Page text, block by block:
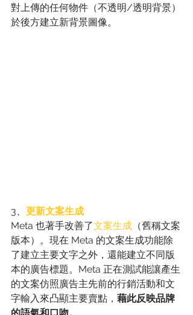
對上傳的任何物件（不透明/透明背景）
於後方建立新背景圖像。
3、 更新文案生成
Meta 也著手改善了文案生成 （舊稱文案
版本）。現在 Meta 的文案生成功能除
了建立主要文字之外，還能建立不同版
本的廣告標題。Meta 正在測試能讓產生
的文案仿照廣告主先前的行銷活動和文
字輸入來凸顯主要賣點， 藉此反映品牌